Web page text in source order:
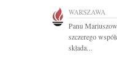
WARSZAWA
Panu
szczerego
składa...